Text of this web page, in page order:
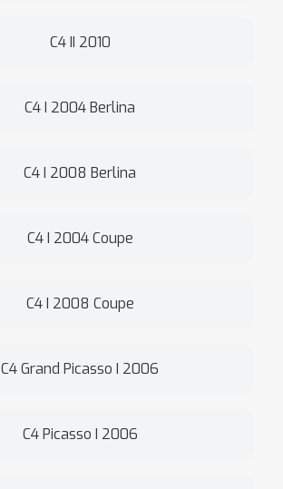
C4 II 2010
C4 I 2004 Berlina
C4 I 2008 Berlina
C4 I 2004 Coupe
C4 I 2008 Coupe
C4 Grand Picasso I 2006
C4 Picasso I 2006